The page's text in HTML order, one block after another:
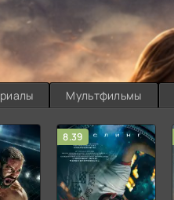
Мультфильмы
8.39